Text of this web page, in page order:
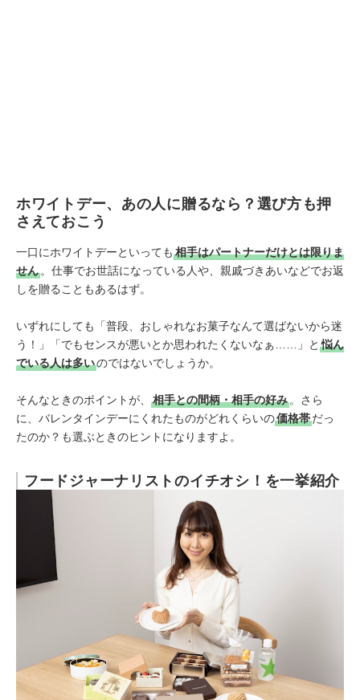
ホワイトデー、あの人に贈るなら？選び方も押
さえておこう
一口にホワイトデーといっても 相手はパートナーだけとは限りま
せん。仕事でお世話になっている人や、親戚づきあいなどでお返
しを贈ることもあるはず。
いずれにしても「普段、おしゃれなお菓子なんて選ばないから迷
う！」「でもセンスが悪いとか思われたくないなぁ……」と 悩ん
でいる人は多いのではないでしょうか。
そんなときのポイントが、 相手との間柄・相手の好み。さら
に、バレンタインデーにくれたものがどれくらいの価格帯だっ
たのか？も選ぶときのヒントになりますよ。
フードジャーナリストのイチオシ！を一挙紹介